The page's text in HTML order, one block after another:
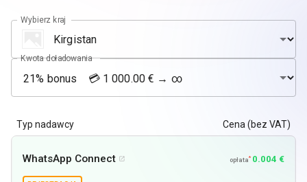
Wybierz kraj
Kwota doładowania
Typ nadawcy Cena (bez VAT)
WhatsApp Connect  opłata* 0.004 €